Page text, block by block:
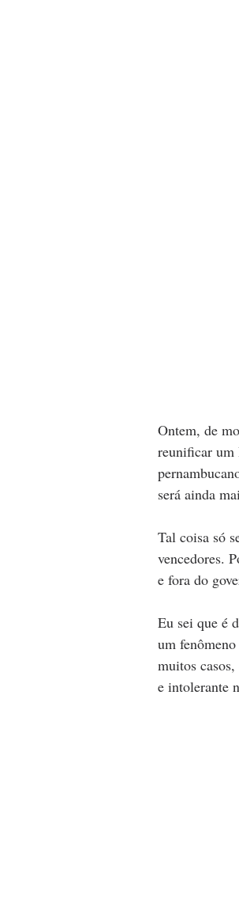
Ontem, de
reunificar um
será ainda
Tal coisa só
vencedores.
e fora do
Eu sei que é
um
muitos
e intolerante